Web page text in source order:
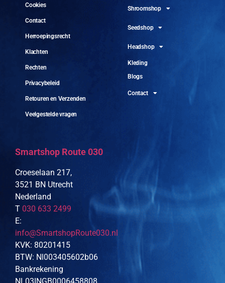
Cookies
Contact
Herroepingsrecht
Klachten
Rechten
Privacybeleid
Retouren en Verzenden
Veelgestelde vragen
Shroomshop
Seedshop
Headshop
Kleding
Blogs
Contact
Smartshop Route 030
Croeselaan 217,
3521 BN Utrecht
Nederland
T 030 633 2499
E:
info@SmartshopRoute030.nl
KVK: 80201415
BTW: Nl003405602b06
Bankrekening